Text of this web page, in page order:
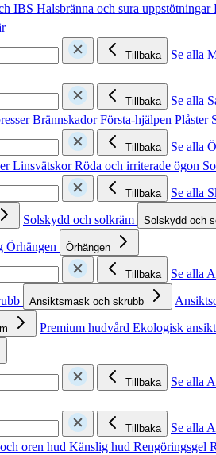
IBS Halsbränna och sura uppstötningar
Tillbaka
Se alla
Tillbaka
Se alla
BrännskadorFörsta-hjälpen Plåster
Tillbaka
Se alla
LinsvätskorRöda och irriterade ögon
Tillbaka
Se alla
Solskydd och solkräm Solskydd och
Örhängen Örhängen
Tillbaka
Se alla
Ansiktsmask och skrubb
Premium hudvård Ekologisk
Tillbaka
Se alla
Tillbaka
Se alla
oren hud Känslig hud Rengöringsgel